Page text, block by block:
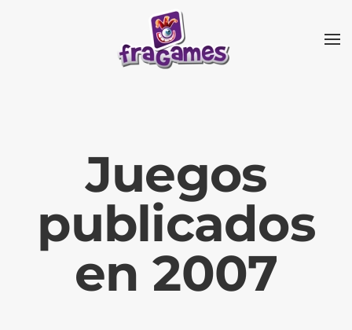
Skip to main content
Juegos
publicados
en 2007